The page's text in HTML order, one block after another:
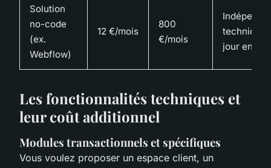
Solution
no-code
(ex.
Webflow)
12 €/mois
800
€/mois
technique,
jour en
Les fonctionnalités techniques et
leur coût additionnel
Modules transactionnels et spécifiques
Vous voulez proposer un espace client, un